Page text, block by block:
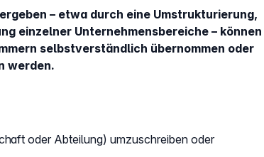
– etwa durch eine Umstrukturierung,
einzelner Unternehmensbereiche – können
selbstverständlich übernommen oder
werden.
oder Abteilung) umzuschreiben oder